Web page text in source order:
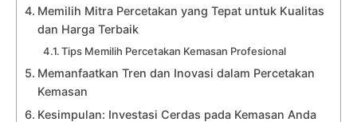
Memilih Mitra Percetakan yang Tepat untuk Kualitas
dan Harga Terbaik
Tips Memilih Percetakan Kemasan Profesional
Memanfaatkan Tren dan Inovasi dalam Percetakan
Kemasan
Kesimpulan: Investasi Cerdas pada Kemasan Anda